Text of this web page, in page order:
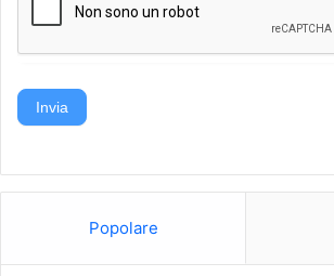
Invia
Popolare